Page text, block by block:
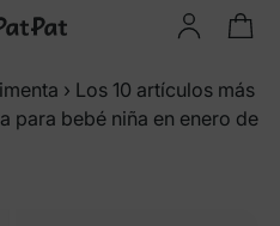
› Los 10 artículos más
para bebé niña en enero de